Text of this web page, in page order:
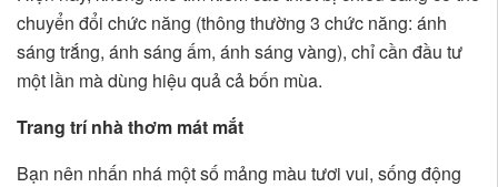
chuyển đổi chức năng (thông thường 3 chức năng: ánh
sáng trắng, ánh sáng ấm, ánh sáng vàng), chỉ cần đầu tư
một lần mà dùng hiệu quả cả bốn mùa.
Trang trí nhà thơm mát mắt
Bạn nên nhấn nhá một số mảng màu tươi vui, sống động